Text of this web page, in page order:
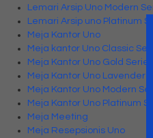
Lemari Arsip Uno Modern
Lemari Arsip uno Platinum
Meja Kantor Uno
Meja kantor Uno Classic
Meja Kantor Uno Gold Series
Meja Kantor Uno Lavender
Meja Kantor Uno Modern
Meja Kantor Uno Platinum
Meja Meeting
Meja Resepsionis Uno